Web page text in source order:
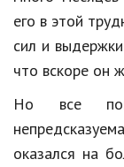
Статьи
Обзоры
Рецепты
Красота и
его в этой
сил и
что вскоре он
Но все
оказался на